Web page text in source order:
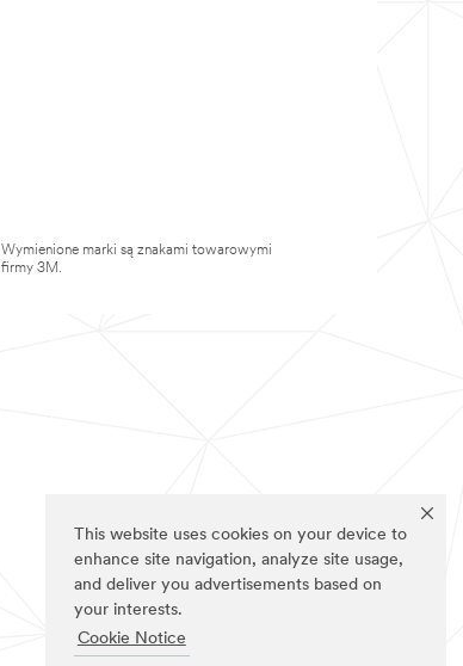
This website uses cookies on your device to
enhance site navigation, analyze site usage,
and deliver you advertisements based on
your interests.
Cookie Notice
Wymienione marki są znakami towarowymi
firmy 3M.